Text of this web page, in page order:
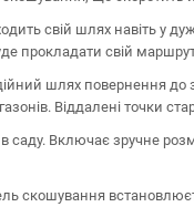
свій шлях навіть у
прокладати свій
шлях повернення до
Віддалені точки
саду. Включає зручне
скошування